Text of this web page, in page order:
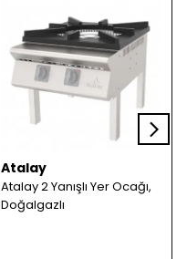
Atalay
Atalay 2 Yanışlı Yer Ocağı,
Doğalgazlı